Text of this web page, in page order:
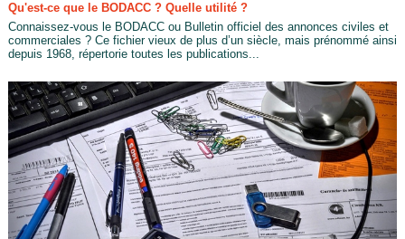
Qu'est-ce que le BODACC ? Quelle utilité ?
Connaissez-vous le BODACC ou Bulletin officiel des annonces civiles et
commerciales ? Ce fichier vieux de plus d’un siècle, mais prénommé ainsi
depuis 1968, répertorie toutes les publications...